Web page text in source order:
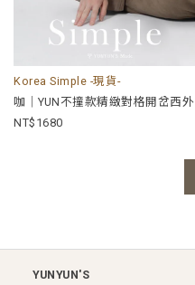
Korea Simple -現貨-
咖｜YUN不撞款精緻對格開岔西外
1680
YUNYUN'S